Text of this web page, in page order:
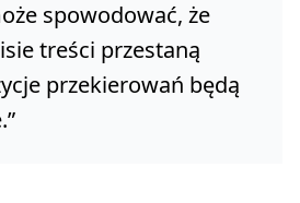
spowodować, że
treści przestaną
przekierowań będą
”